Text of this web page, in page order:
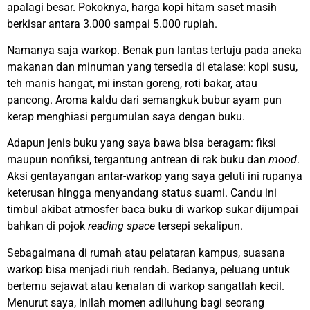
apalagi besar. Pokoknya, harga kopi hitam saset masih
berkisar antara 3.000 sampai 5.000 rupiah.
Namanya saja warkop. Benak pun lantas tertuju pada aneka
makanan dan minuman yang tersedia di etalase: kopi susu,
teh manis hangat, mi instan goreng, roti bakar, atau
pancong. Aroma kaldu dari semangkuk bubur ayam pun
kerap menghiasi pergumulan saya dengan buku.
Adapun jenis buku yang saya bawa bisa beragam: fiksi
maupun nonfiksi, tergantung antrean di rak buku dan mood.
Aksi gentayangan antar-warkop yang saya geluti ini rupanya
keterusan hingga menyandang status suami. Candu ini
timbul akibat atmosfer baca buku di warkop sukar dijumpai
bahkan di pojok reading space tersepi sekalipun.
Sebagaimana di rumah atau pelataran kampus, suasana
warkop bisa menjadi riuh rendah. Bedanya, peluang untuk
bertemu sejawat atau kenalan di warkop sangatlah kecil.
Menurut saya, inilah momen adiluhung bagi seorang